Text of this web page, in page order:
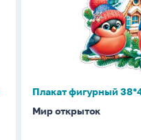
"Снегири"
Плакат фигурный
Мир открыток